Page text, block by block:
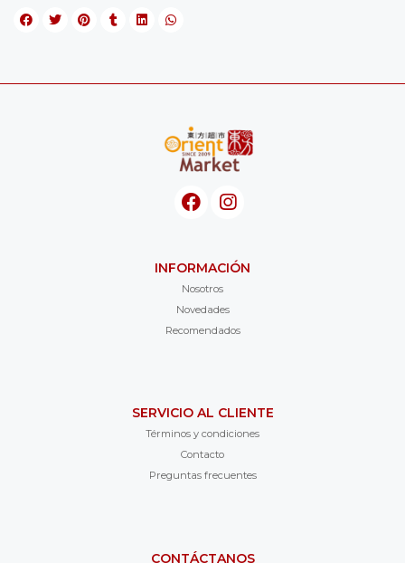
INFORMACIÓN
Nosotros
Novedades
Recomendados
SERVICIO AL CLIENTE
Términos y condiciones
Contacto
Preguntas frecuentes
CONTÁCTANOS